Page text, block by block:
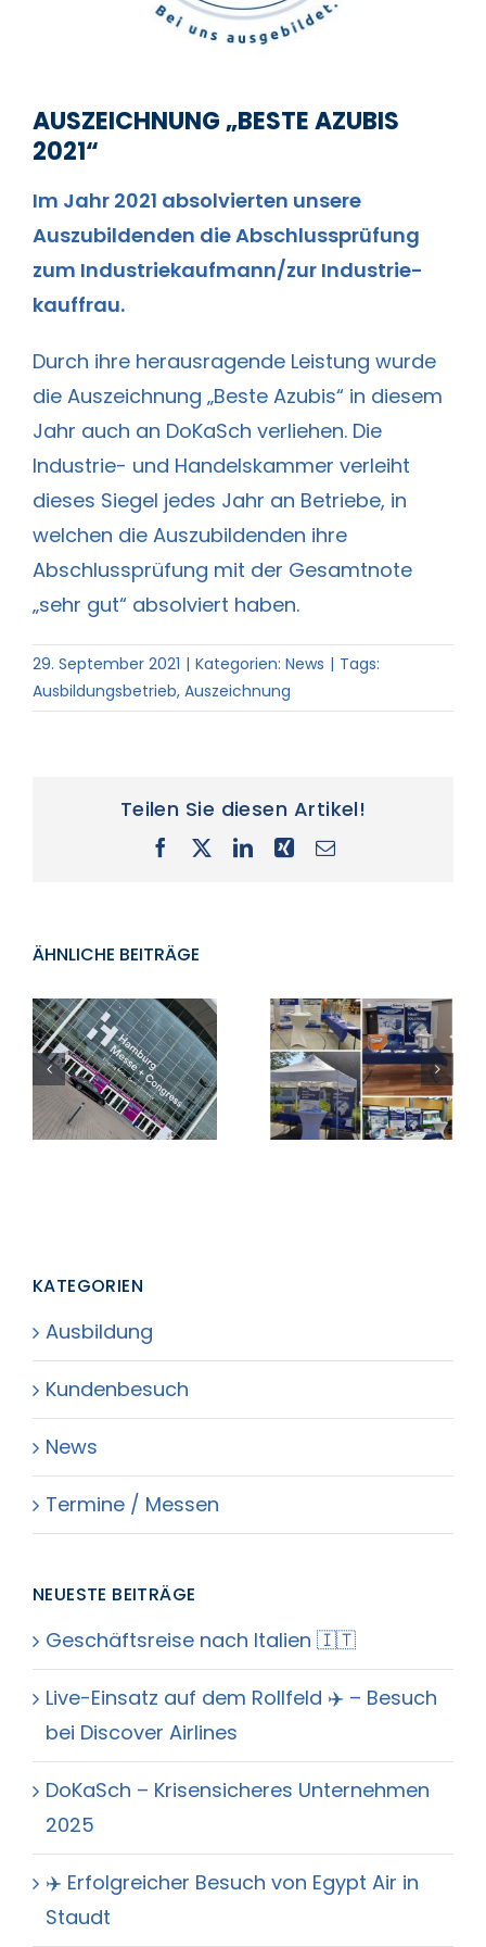
AUSZEICHNUNG „BESTE AZUBIS
2021“
Im Jahr 2021 absolvierten unsere
Auszubildenden die Abschluss­prüfung
zum Industrie­kaufmann/zur Industrie­
kauffrau.
Durch ihre herausragende Leistung wurde
die Auszeichnung „Beste Azubis“ in diesem
Jahr auch an DoKaSch verliehen. Die
Industrie- und Handels­kammer verleiht
dieses Siegel jedes Jahr an Betriebe, in
welchen die Auszubildenden ihre
Abschluss­prüfung mit der Gesamtnote
„sehr gut“ absolviert haben.
29. September 2021 | Kategorien: News | Tags:
Ausbildungsbetrieb, Auszeichnung
Teilen Sie diesen Artikel!
Facebook LinkedIn
XingE-
ÄHNLICHE BEITRÄGE
Aircraft
Interiors Expo
2024 in
Hamburg
Die Dokasch
GmbH auf der
Jobmesse in
Montabaur
KATEGORIEN
Ausbildung
Kundenbesuch
News
Termine / Messen
NEUESTE BEITRÄGE
Geschäftsreise nach Italien 🇮🇹
Live-Einsatz auf dem Rollfeld ✈️ – Besuch
bei Discover Airlines
DoKaSch – Krisensicheres Unternehmen
2025
✈️ Erfolgreicher Besuch von Egypt Air in
Staudt